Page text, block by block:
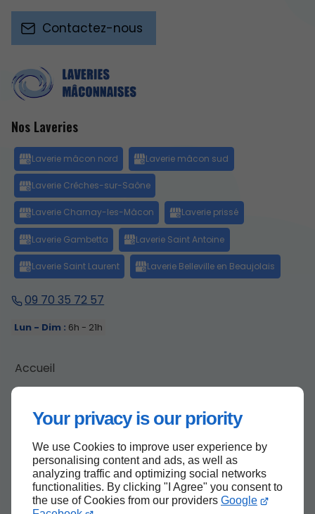
Your privacy is our priority
We use Cookies to improve user experience by
personalising content and ads, as well as
analyzing traffic and optimizing social networks
functionalities. By clicking "I Agree" you consent to
the use of Cookies from our providers Google
Nos Laveries
09 70 35 72 57
Lun - Dim : 6h - 21h
Accueil
Contactez-nous
Mentions légales
Contactez-nous
Haut de page